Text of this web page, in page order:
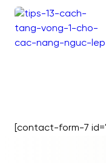
[contact-form-7